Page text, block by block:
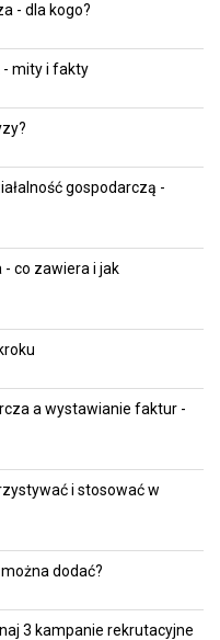
- dla kogo?
- mity i fakty
gospodarczą -
co zawiera i jak
a wystawianie faktur -
i stosować w
dodać?
3 kampanie rekrutacyjne